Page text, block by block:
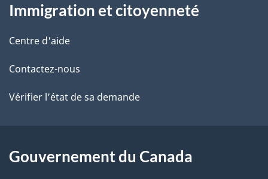
i
l
s
d
l
propos
de
ce
site
Immigration et citoyenneté
Centre d'aide
Contactez-nous
Vérifier l’état de sa demande
Gouvernement du Canada